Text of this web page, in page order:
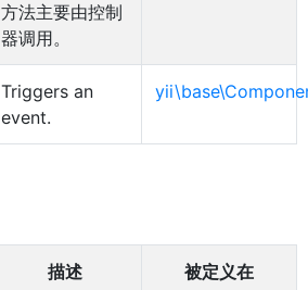
方法主要由控制
器调用。
Triggers an
event.
描述 被定义在